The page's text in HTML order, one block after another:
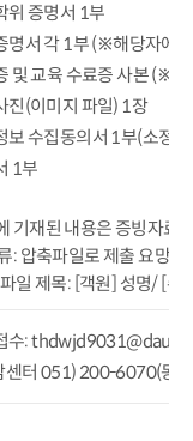
위 증명서 1부
명서 각 1부 (※해당자에
및 교육 수료증 사본 (※
진(이미지 파일) 1장
보 수집동의서 1부(소정
1부
기재된 내용은 증빙자료
: 압축파일로 제출 요망
일 제목: [객원] 성명/ [수
수:
센터 051) 200-6070(동